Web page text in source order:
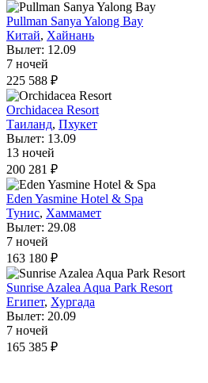
Pullman Sanya Yalong Bay
Китай, Хайнань
Вылет: 12.09
7 ночей
225 588 ₽
Orchidacea Resort
Таиланд, Пхукет
Вылет: 13.09
13 ночей
200 281 ₽
Eden Yasmine Hotel & Spa
Тунис, Хаммамет
Вылет: 29.08
7 ночей
163 180 ₽
Sunrise Azalea Aqua Park Resort
Египет, Хургада
Вылет: 20.09
7 ночей
165 385 ₽